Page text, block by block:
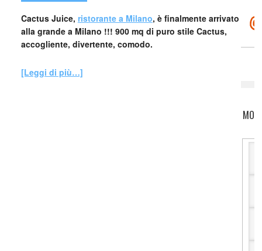
Cactus Juice, ristorante a Milano, è finalmente arrivato
alla grande a Milano !!! 900 mq di puro stile Cactus,
accogliente, divertente, comodo.
[Leggi di più…]